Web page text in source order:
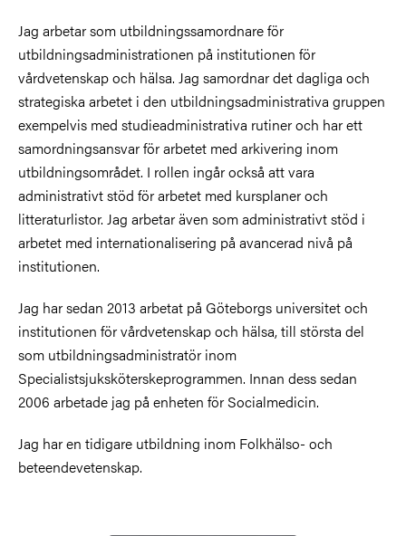
Jag arbetar som utbildningssamordnare för
utbildningsadministrationen på institutionen för
vårdvetenskap och hälsa. Jag samordnar det dagliga och
strategiska arbetet i den utbildningsadministrativa gruppen
exempelvis med studieadministrativa rutiner och har ett
samordningsansvar för arbetet med arkivering inom
utbildningsområdet. I rollen ingår också att vara
administrativt stöd för arbetet med kursplaner och
litteraturlistor. Jag arbetar även som administrativt stöd i
arbetet med internationalisering på avancerad nivå på
institutionen.
Jag har sedan 2013 arbetat på Göteborgs universitet och
institutionen för vårdvetenskap och hälsa, till största del
som utbildningsadministratör inom
Specialistsjuksköterskeprogrammen. Innan dess sedan
2006 arbetade jag på enheten för Socialmedicin.
Jag har en tidigare utbildning inom Folkhälso- och
beteendevetenskap.